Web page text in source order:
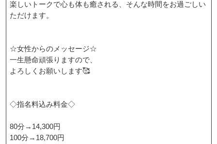
楽しいトークで心も体も癒される、そんな時間をお過ごしい
ただけます。
☆女性からのメッセージ☆
一生懸命頑張りますので、
よろしくお願いします🥰
◇指名料込み料金◇
80分→14,300円
100分→18,700円